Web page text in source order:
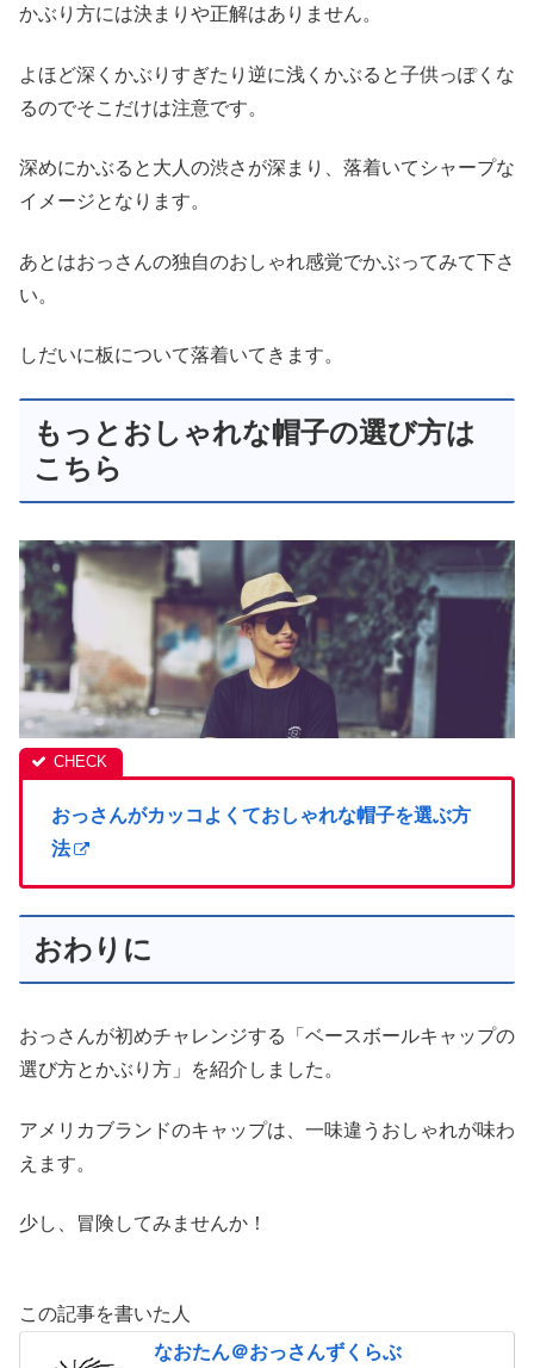
かぶり方には決まりや正解はありません。
よほど深くかぶりすぎたり逆に浅くかぶると子供っぽくな
るのでそこだけは注意です。
深めにかぶると大人の渋さが深まり、落着いてシャープな
イメージとなります。
あとはおっさんの独自のおしゃれ感覚でかぶってみて下さ
い。
しだいに板について落着いてきます。
もっとおしゃれな帽子の選び方は
こちら
おっさんがカッコよくておしゃれな帽子を選ぶ方
法
おわりに
おっさんが初めチャレンジする「ベースボールキャップの
選び方とかぶり方」を紹介しました。
アメリカブランドのキャップは、一味違うおしゃれが味わ
えます。
少し、冒険してみませんか！
この記事を書いた人
なおたん＠おっさんずくらぶ